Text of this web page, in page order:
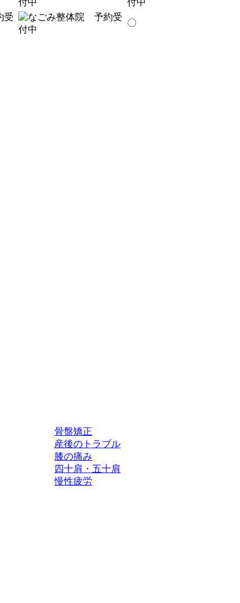
〇
骨盤矯正
産後のトラブル
膝の痛み
四十肩・五十肩
慢性疲労